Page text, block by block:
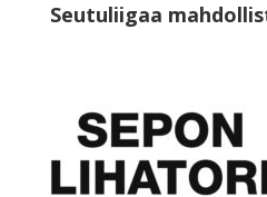
Seutuliigaa